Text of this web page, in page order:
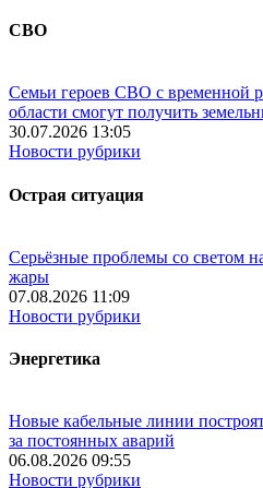
СВО
Семьи героев СВО с временной
области смогут получить
30.07.2026 13:05
Новости рубрики
Острая ситуация
Серьёзные проблемы со светом
жары
07.08.2026 11:09
Новости рубрики
Энергетика
Новые кабельные линии
за постоянных аварий
06.08.2026 09:55
Новости рубрики